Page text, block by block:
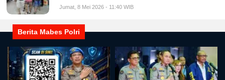
Jumat, 8 Mei 2026 - 11:40 WIB
Berita Mabes Polri